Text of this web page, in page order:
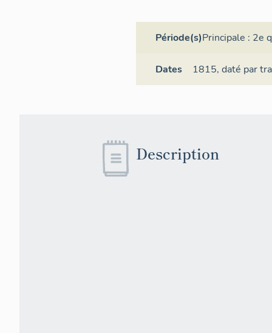
Période(s)Principale : 2e
Dates 1815,daté par
Description